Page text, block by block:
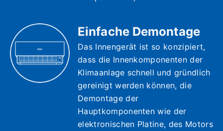
Einfache Demontage
Das Innengerät ist so konzipiert,
dass die Innenkomponenten der
Klimaanlage schnell und gründlich
gereinigt werden können, die
Demontage der
Hauptkomponenten wie der
elektronischen Platine, des Motors